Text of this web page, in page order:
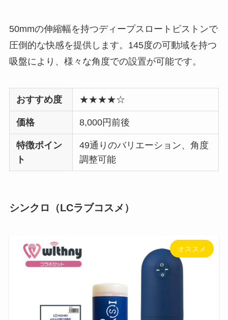
50mmの伸縮幅を持つディープスロートピストンで
圧倒的な快感を提供します。145度の可動域を持つ
吸盤により、様々な角度での設置が可能です。
おすすめ度 ★★★★☆
価格 8,000円前後
特徴ポイン
ト
49通りのバリエーション、角度
調整可能
シンクロ（LCラブコスメ）
オススメ